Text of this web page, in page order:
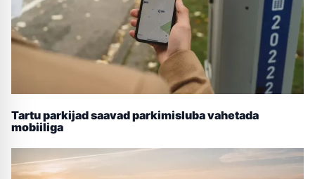
Tartu parkijad saavad parkimisluba vahetada
mobiiliga